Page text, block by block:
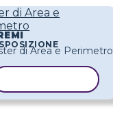
di Area e